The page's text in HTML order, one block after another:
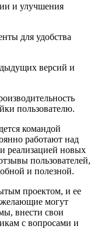
и улучшения
для удобства
версий и
пользователю.
командой
работают над
реализацией новых
пользователей,
и полезной.
проектом, и ее
могут
внести свои
с вопросами и